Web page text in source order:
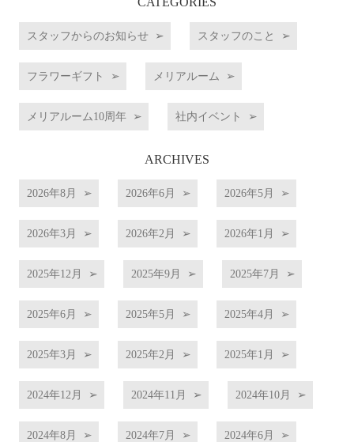
スタッフからのお知らせ スタッフのこと
フラワーギフト メリアルーム
メリアルーム10周年 社内イベント
ARCHIVES
2026年8月 2026年6月 2026年5月
2026年3月 2026年2月 2026年1月
2025年12月 2025年9月 2025年7月
2025年6月 2025年5月 2025年4月
2025年3月 2025年2月 2025年1月
2024年12月 2024年11月 2024年10月
2024年8月 2024年7月 2024年6月